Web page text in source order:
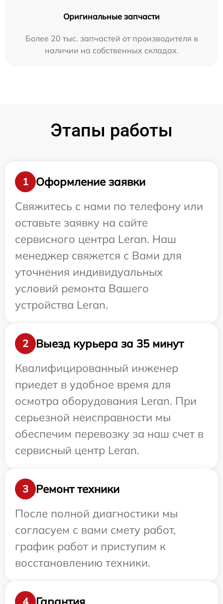
Оригинальные запчасти
Более 20 тыс. запчастей от производителя в
наличии на собственных складах.
Этапы работы
1
Оформление заявки
Свяжитесь с нами по телефону или
оставьте заявку на сайте
сервисного центра Leran. Наш
менеджер свяжется с Вами для
уточнения индивидуальных
условий ремонта Вашего
устройства Leran.
2
Выезд курьера за 35 минут
Квалифицированный инженер
приедет в удобное время для
осмотра оборудования Leran. При
серьезной неисправности мы
обеспечим перевозку за наш счет в
сервисный центр Leran.
3
Ремонт техники
После полной диагностики мы
согласуем с вами смету работ,
график работ и приступим к
восстановлению техники.
4